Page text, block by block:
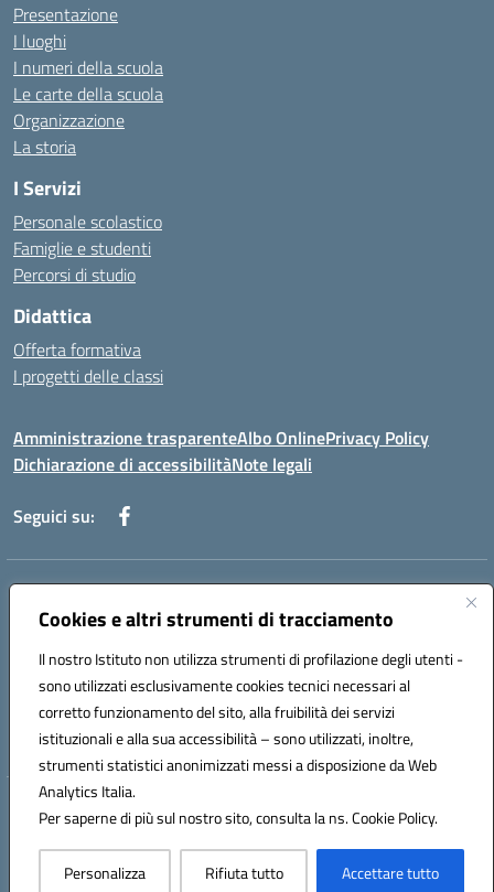
Cookies e altri strumenti di tracciamento
Il nostro Istituto non utilizza strumenti di profilazione degli utenti -
sono utilizzati esclusivamente cookies tecnici necessari al
corretto funzionamento del sito, alla fruibilità dei servizi
istituzionali e alla sua accessibilità – sono utilizzati, inoltre,
strumenti statistici anonimizzati messi a disposizione da Web
Analytics Italia.
Per saperne di più sul nostro sito, consulta la ns. Cookie Policy.
Personalizza Rifiuta tutto Accettare tutto
Presentazione
I luoghi
I numeri della scuola
Le carte della scuola
Organizzazione
La storia
I Servizi
Personale scolastico
Famiglie e studenti
Percorsi di studio
Didattica
Offerta formativa
I progetti delle classi
Amministrazione trasparenteAlbo OnlinePrivacy Policy
Dichiarazione di accessibilitàNote legali
Seguici su:
Indirizzo:
Centralino:+39 0965 78 12 60 Email:rcic841003@istruzione.it
Codice fiscale: 92034530805
Codice meccanografico:
rcic841003
Codice Indice delle Pubbliche Amministrazioni (IPA): istsc_rcic841003
Hosting & Powered by 3D Solution S.r.l.
Concept & Design by Designers Italia